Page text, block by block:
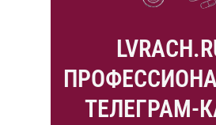
ТЕЛЕГРАМ-